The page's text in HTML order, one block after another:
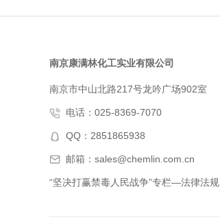
南京康满林化工实业有限公司
南京市中山北路217号龙吟广场902室
电话：025-8369-7070
QQ：2851865938
邮箱：sales@chemlin.com.cn
“坚决打赢禁毒人民战争”专栏—法律法规